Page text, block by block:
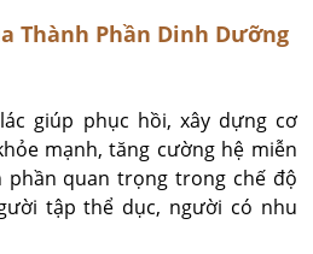
Thành Phần Dinh Dưỡng
giúp phục hồi, xây dựng cơ
mạnh, tăng cường hệ miễn
quan trọng trong chế độ
tập thể dục, người có nhu